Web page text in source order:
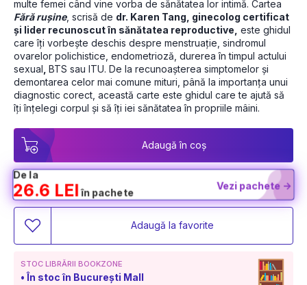
Fără rușine, scrisă de dr. Karen Tang, ginecolog certificat
și lider recunoscut în sănătatea reproductive, este ghidul
care îți vorbește deschis despre menstruație, sindromul
ovarelor polichistice, endometrioză, durerea în timpul actului
sexual BTS sau ITU. De la recunoașterea simptomelor și
demontarea celor mai comune mituri, până la importanța unui
diagnostic corect, această carte este ghidul care te ajută să
îți înțelegi corpul și să îți iei sănătatea în propriile mâini.
Adaugă în coș
De la
26.6 LEI în pachete
Vezi pachete ->
Adaugă la favorite
STOC LIBRĂRII BOOKZONE
În stoc în București Mall